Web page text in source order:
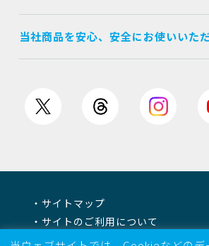
当社商品を安心、安全にお使いいた
サイトマップ
サイトのご利用について
個人情報保護方針